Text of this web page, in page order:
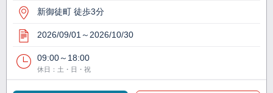
新御徒町 徒歩3分
2026/09/01～2026/10/30
09:00～18:00
休日：土・日・祝